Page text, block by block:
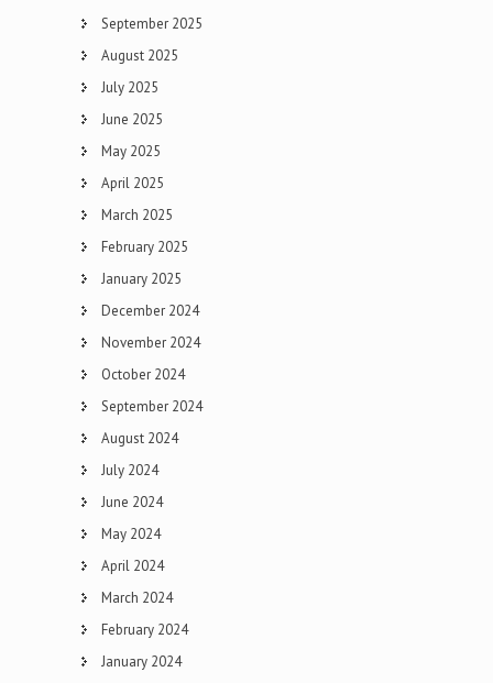
September 2025
August 2025
July 2025
June 2025
May 2025
April 2025
March 2025
February 2025
January 2025
December 2024
November 2024
October 2024
September 2024
August 2024
July 2024
June 2024
May 2024
April 2024
March 2024
February 2024
January 2024